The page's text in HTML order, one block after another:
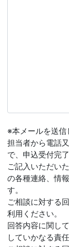
※本メールを送信
担当者から電話
で、申込受付完
ご記入いただい
の各種連絡、情
す。
ご相談に対する
利用ください。
回答内容に関し
していかなる責